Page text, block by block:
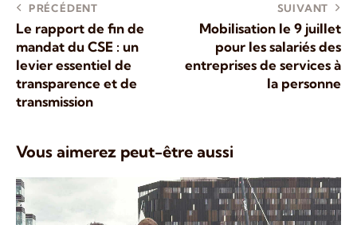
PRÉCÉDENT
Le rapport de fin de
mandat du CSE : un
levier essentiel de
transparence et de
transmission
SUIVANT
Mobilisation le 9 juillet
pour les salariés des
entreprises de services à
la personne
Vous aimerez peut-être aussi